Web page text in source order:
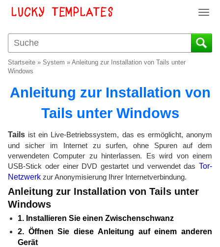
T
g
g
a
v
a
t
i
o
Startseite » System » Anleitung zur Installation von Tails unter
Windows
Anleitung zur Installation von
Tails unter Windows
Tails ist ein Live-Betriebssystem, das es ermöglicht, anonym
und sicher im Internet zu surfen, ohne Spuren auf dem
verwendeten Computer zu hinterlassen. Es wird von einem
USB-Stick oder einer DVD gestartet und verwendet das Tor-
Netzwerk zur Anonymisierung Ihrer Internetverbindung.
Anleitung zur Installation von Tails unter
Windows
1. Installieren Sie einen Zwischenschwanz
2. Öffnen Sie diese Anleitung auf einem anderen
Gerät